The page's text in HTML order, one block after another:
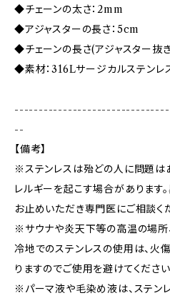
◆チェーンの太さ：2mm
◆アジャスターの長さ：5cm
◆チェーンの長さ(アジャスター抜
◆素材：316Lサージカルステンレ
--
【備考】
※ステンレスは殆どの人に問題は
レルギーを起こす場合があります
お止めいただき専門医にご相談く
※サウナや炎天下等の高温の場所
冷地でのステンレスの使用は、火
りますのでご使用を避けてください
※パーマ液や毛染め液は、ステン